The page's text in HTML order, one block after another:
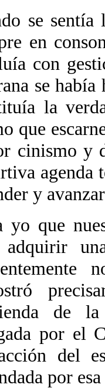
se sentía
en
con
se
la
que
cinismo y
agenda
y
yo que
adquirir
de la
por el
del
por